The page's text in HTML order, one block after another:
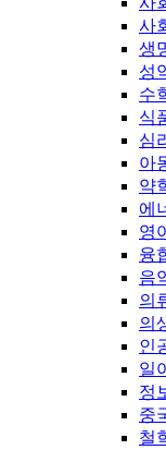
사
생
성
수
식
심
아
약
에
영
융
음
의
의
인
일
정
중
철